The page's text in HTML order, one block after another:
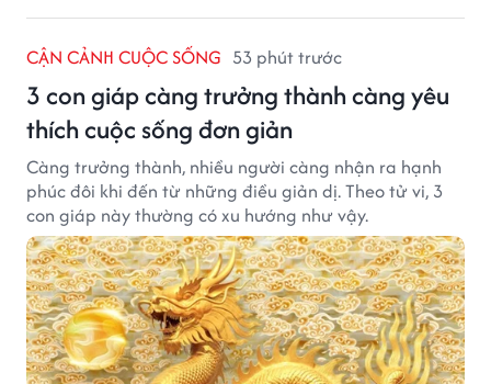
CẬN CẢNH CUỘC SỐNG 53 phút trước
3 con giáp càng trưởng thành càng yêu
thích cuộc sống đơn giản
Càng trưởng thành, nhiều người càng nhận ra hạnh
phúc đôi khi đến từ những điều giản dị. Theo tử vi, 3
con giáp này thường có xu hướng như vậy.